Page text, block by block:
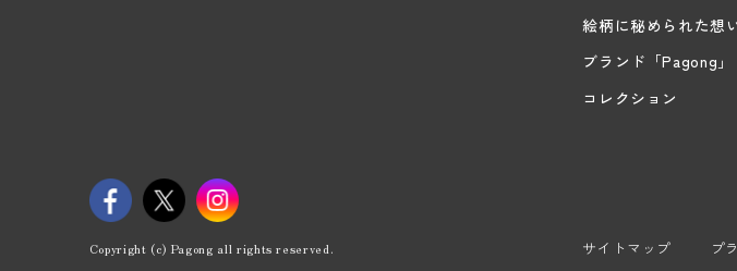
絵柄に秘められた想
ブランド「Pagong」
コレクション
Copyright (c) Pagong all rights reserved. サイトマップ プ